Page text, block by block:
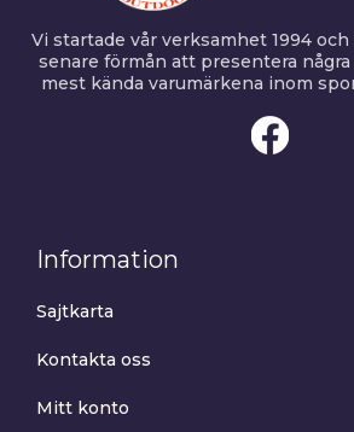
Vi startade vår verksamhet 1994
senare förmån att presentera
mest kända varumärkena inom
Information
Sajtkarta
Kontakta oss
Mitt konto